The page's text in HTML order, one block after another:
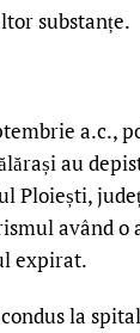
substanțe.
a.c.,
au
Ploiești,
având o
expirat.
la